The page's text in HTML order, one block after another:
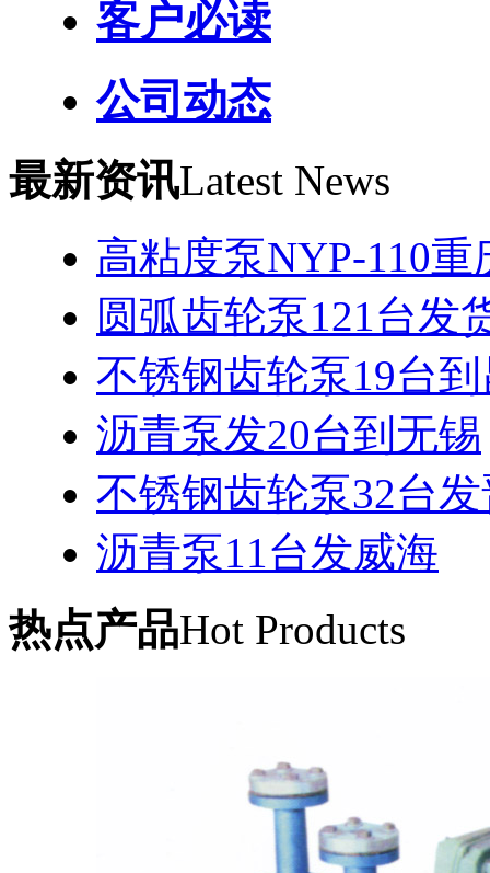
客户必读
公司动态
最新资讯Latest News
高粘度泵NYP-110重
圆弧齿轮泵121台发
不锈钢齿轮泵19台
沥青泵发20台到无锡
不锈钢齿轮泵32台
沥青泵11台发威海
热点产品Hot Products